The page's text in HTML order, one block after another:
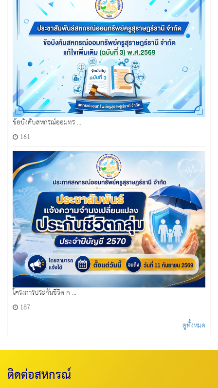
ข้อบังคับสหกรณ์ออมทร ...
161
โครงการประกันชีวิต ก ...
187
ดูทั้งหมด
ติดต่อสหกรณ์